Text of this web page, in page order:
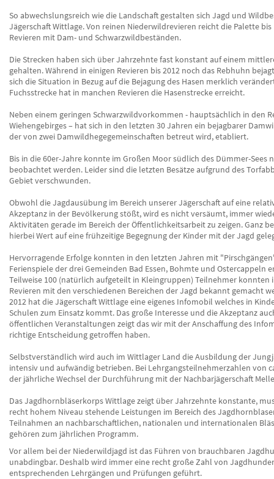
So abwechslungsreich wie die Landschaft gestalten sich Jagd und
Jägerschaft Wittlage. Von reinen Niederwildrevieren reicht die Palette bis
Revieren mit Dam- und Schwarzwildbeständen.
Die Strecken haben sich über Jahrzehnte fast konstant auf einem
gehalten. Während in einigen Revieren bis 2012 noch das Rebhuhn
sich die Situation in Bezug auf die Bejagung des Hasen merklich
Fuchsstrecke hat in manchen Revieren die Hasenstrecke erreicht.
Neben einem geringen Schwarzwildvorkommen - hauptsächlich in den
Wiehengebirges – hat sich in den letzten 30 Jahren ein bejagbarer
der von zwei Damwildhegegemeinschaften betreut wird, etabliert.
Bis in die 60er-Jahre konnte im Großen Moor südlich des Dümmer-Sees
beobachtet werden. Leider sind die letzten Besätze aufgrund des
Gebiet verschwunden.
Obwohl die Jagdausübung im Bereich unserer Jägerschaft auf eine
Akzeptanz in der Bevölkerung stößt, wird es nicht versäumt, immer
Aktivitäten gerade im Bereich der Öffentlichkeitsarbeit zu zeigen. Ganz
hierbei Wert auf eine frühzeitige Begegnung der Kinder mit der Jagd
Hervorragende Erfolge konnten in den letzten Jahren mit
Ferienspiele der drei Gemeinden Bad Essen, Bohmte und Ostercappeln
Teilweise 100 (natürlich aufgeteilt in Kleingruppen) Teilnehmer konnten
Revieren mit den verschiedenen Bereichen der Jagd bekannt gemacht
2012 hat die Jägerschaft Wittlage eine eigenes Infomobil welches in
Schulen zum Einsatz kommt. Das große Interesse und die Akzeptanz
öffentlichen Veranstaltungen zeigt das wir mit der Anschaffung des
richtige Entscheidung getroffen haben.
Selbstverständlich wird auch im Wittlager Land die Ausbildung der
intensiv und aufwändig betrieben. Bei Lehrgangsteilnehmerzahlen von
der jährliche Wechsel der Durchführung mit der Nachbarjägerschaft
Das Jagdhornbläserkorps Wittlage zeigt über Jahrzehnte konstante,
recht hohem Niveau stehende Leistungen im Bereich des
Teilnahmen an nachbarschaftlichen, nationalen und internationalen
gehören zum jährlichen Programm.
Vor allem bei der Niederwildjagd ist das Führen von brauchbaren
unabdingbar. Deshalb wird immer eine recht große Zahl von
entsprechenden Lehrgängen und Prüfungen geführt.